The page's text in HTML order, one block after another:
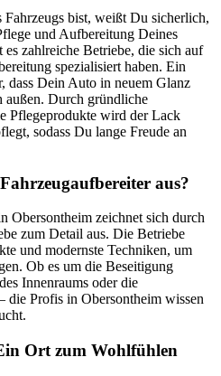
bist, weißt Du sicherlich,
und Aufbereitung Deines
zahlreiche Betriebe, die sich auf
spezialisiert haben. Ein
dass Dein Auto in neuem Glanz
außen. Durch gründliche
Pflegeprodukte wird der Lack
sodass Du lange Freude an
aus?
Obersontheim zeichnet sich durch
zum Detail aus. Die Betriebe
und modernste Techniken, um
Ob es um die Beseitigung
Innenraums oder die
die Profis in Obersontheim wissen
Ort zum Wohlfühlen